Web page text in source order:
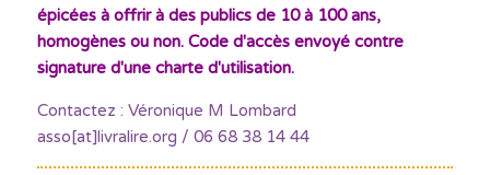
épicées à offrir à des publics de 10 à 100 ans,
homogènes ou non. Code d'accès envoyé contre
signature d'une charte d'utilisation.
Contactez : Véronique M Lombard
asso[at]livralire.org / 06 68 38 14 44